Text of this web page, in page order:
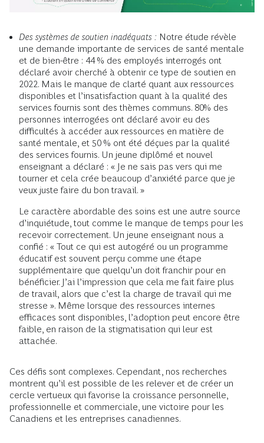
Des systèmes de soutien inadéquats : Notre étude révèle
une demande importante de services de santé mentale
et de bien-être : 44 % des employés interrogés ont
déclaré avoir cherché à obtenir ce type de soutien en
2022. Mais le manque de clarté quant aux ressources
disponibles et l’insatisfaction quant à la qualité des
services fournis sont des thèmes communs. 80% des
personnes interrogées ont déclaré avoir eu des
difficultés à accéder aux ressources en matière de
santé mentale, et 50 % ont été déçues par la qualité
des services fournis. Un jeune diplômé et nouvel
enseignant a déclaré : « Je ne sais pas vers qui me
tourner et cela crée beaucoup d’anxiété parce que je
veux juste faire du bon travail. »
Le caractère abordable des soins est une autre source
d’inquiétude, tout comme le manque de temps pour les
recevoir correctement. Un jeune enseignant nous a
confié : « Tout ce qui est autogéré ou un programme
éducatif est souvent perçu comme une étape
supplémentaire que quelqu’un doit franchir pour en
bénéficier. J’ai l’impression que cela me fait faire plus
de travail, alors que c’est la charge de travail qui me
stresse ». Même lorsque des ressources internes
efficaces sont disponibles, l’adoption peut encore être
faible, en raison de la stigmatisation qui leur est
attachée.
Ces défis sont complexes. Cependant, nos recherches
montrent qu’il est possible de les relever et de créer un
cercle vertueux qui favorise la croissance personnelle,
professionnelle et commerciale, une victoire pour les
Canadiens et les entreprises canadiennes.